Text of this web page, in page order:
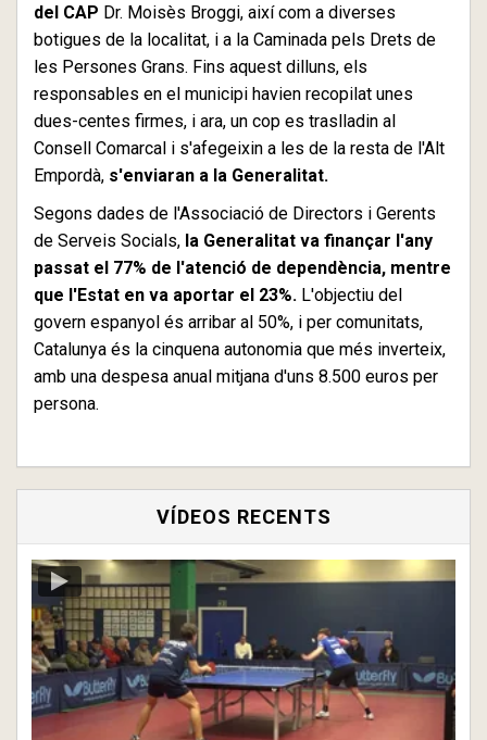
del CAP Dr. Moisès Broggi, així com a diverses
botigues de la localitat, i a la Caminada pels Drets de
les Persones Grans. Fins aquest dilluns, els
responsables en el municipi havien recopilat unes
dues-centes firmes, i ara, un cop es traslladin al
Consell Comarcal i s'afegeixin a les de la resta de l'Alt
Empordà, s'enviaran a la Generalitat.
Segons dades de l'Associació de Directors i Gerents
de Serveis Socials, la Generalitat va finançar l'any
passat el 77% de l'atenció de dependència, mentre
que l'Estat en va aportar el 23%. L'objectiu del
govern espanyol és arribar al 50%, i per comunitats,
Catalunya és la cinquena autonomia que més inverteix,
amb una despesa anual mitjana d'uns 8.500 euros per
persona.
VÍDEOS RECENTS